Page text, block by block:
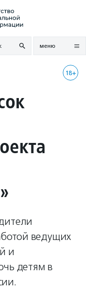
меню
18+
ведущих
и
детям в